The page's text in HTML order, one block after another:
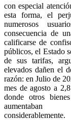
con especial
esta forma, el
numerosos
consecuencia de
calificarse de
públicos, el Estado
de sus tarifas,
elevados dañen el
razón: en Julio de
mes de agosto a
donde otros
aumentaban
considerablemente.